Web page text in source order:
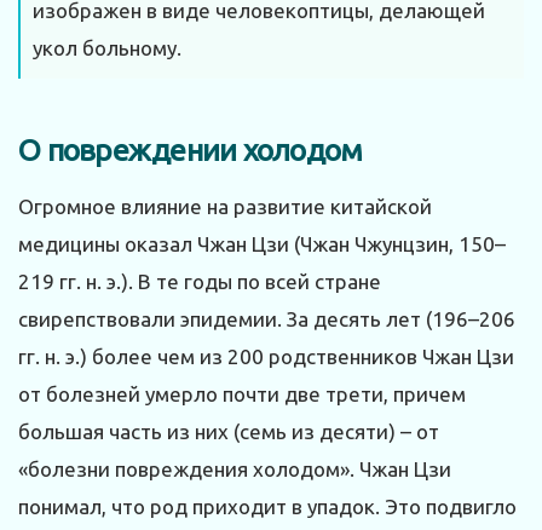
изображен в виде человекоптицы, делающей
укол больному.
О повреждении холодом
Огромное влияние на развитие китайской
медицины оказал Чжан Цзи (Чжан Чжунцзин, 150–
219 гг. н. э.). В те годы по всей стране
свирепствовали эпидемии. За десять лет (196–206
гг. н. э.) более чем из 200 родственников Чжан Цзи
от болезней умерло почти две трети, причем
большая часть из них (семь из десяти) – от
«болезни повреждения холодом». Чжан Цзи
понимал, что род приходит в упадок. Это подвигло